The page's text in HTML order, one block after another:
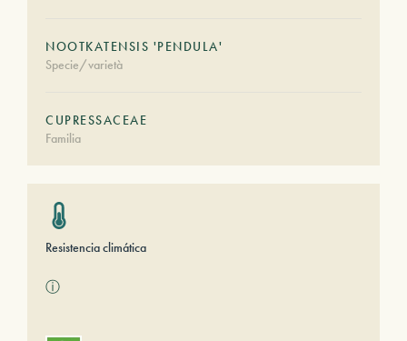
NOOTKATENSIS 'PENDULA'
Specie/varietà
CUPRESSACEAE
Familia
Resistencia climática
ⓘ